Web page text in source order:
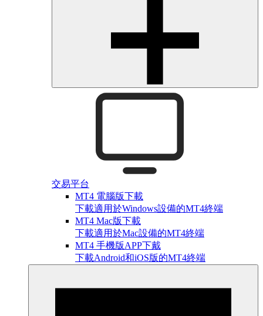
交易平台
MT4 電腦版下載
下載適用於Windows設備的MT4終端
MT4 Mac版下載
下載適用於Mac設備的MT4終端
MT4 手機版APP下戴
下載Android和iOS版的MT4終端